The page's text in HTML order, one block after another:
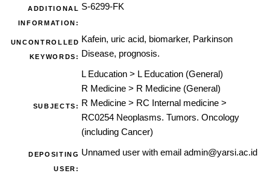
ADDITIONAL
INFORMATION:
S-6299-FK
UNCONTROLLED
KEYWORDS:
Kafein, uric acid, biomarker, Parkinson
Disease, prognosis.
SUBJECTS:
L Education> L Education (General)
R Medicine> R Medicine (General)
R Medicine> RC Internal medicine>
RC0254 Neoplasms. Tumors. Oncology
(including Cancer)
DEPOSITING
USER:
Unnamed user with email admin@yarsi.ac.id